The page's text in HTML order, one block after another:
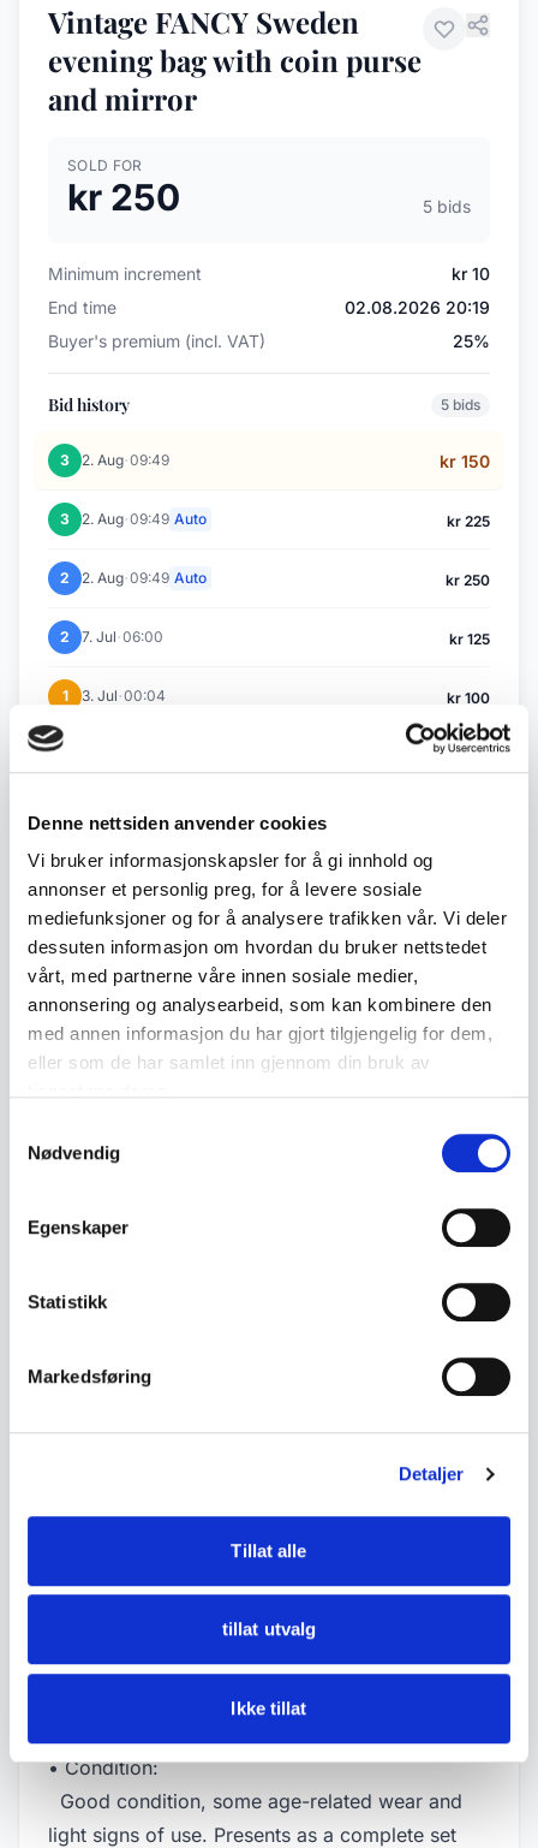
Denne nettsiden anvender cookies
Vi bruker informasjonskapsler for å gi innhold og
annonser et personlig preg, for å levere sosiale
mediefunksjoner og for å analysere trafikken vår. Vi deler
dessuten informasjon om hvordan du bruker nettstedet
vårt, med partnerne våre innen sosiale medier,
annonsering og analysearbeid, som kan kombinere den
med annen informasjon du har gjort tilgjengelig for dem,
eller som de har samlet inn gjennom din bruk av
Nødvendig
Egenskaper
Statistikk
Markedsføring
Detaljer
Tillat alle
tillat utvalg
Ikke tillat
Vintage FANCY Sweden
evening bag with coin purse
and mirror
SOLD FOR
kr 250 5 bids
Minimum increment
kr 10
End time
02.08.2026 20:19
Buyer's premium (incl. VAT)
25%
Bid history 5 bids
3 2. Aug·09:49 kr 150
3 2. Aug·09:49 Auto kr 225
2 2. Aug·09:49 Auto kr 250
2 7. Jul·06:00 kr 125
1 3. Jul·00:04 kr 100
← Previous lot
#395
Next lot →
#397
Description
tone evening bag in metal mesh with matching
• Gold-tone metal mesh
• Matching coin purse with frame clasp
• Measurements:
- Width approx. 17.5 cm
- Height approx. 15 cm
- Depth approx. 4 cm
• Condition:
Good condition, some age-related wear and
light signs of use. Presents as a complete set